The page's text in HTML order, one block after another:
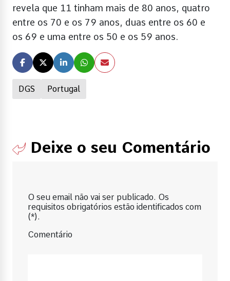
DGS Portugal
revela que 11 tinham mais de 80 anos, quatro
entre os 70 e os 79 anos, duas entre os 60 e
os 69 e uma entre os 50 e os 59 anos.
Deixe o seu Comentário
O seu email não vai ser publicado. Os
requisitos obrigatórios estão identificados com
(*).
Comentário